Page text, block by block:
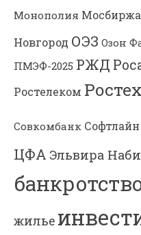
Монополия Мосбиржа
Новгород ОЭЗ Озон
ПМЭФ-2025 РЖД
Ростелеком Ростех
Совкомбанк Софтлайн
ЦФА Эльвира
жилье